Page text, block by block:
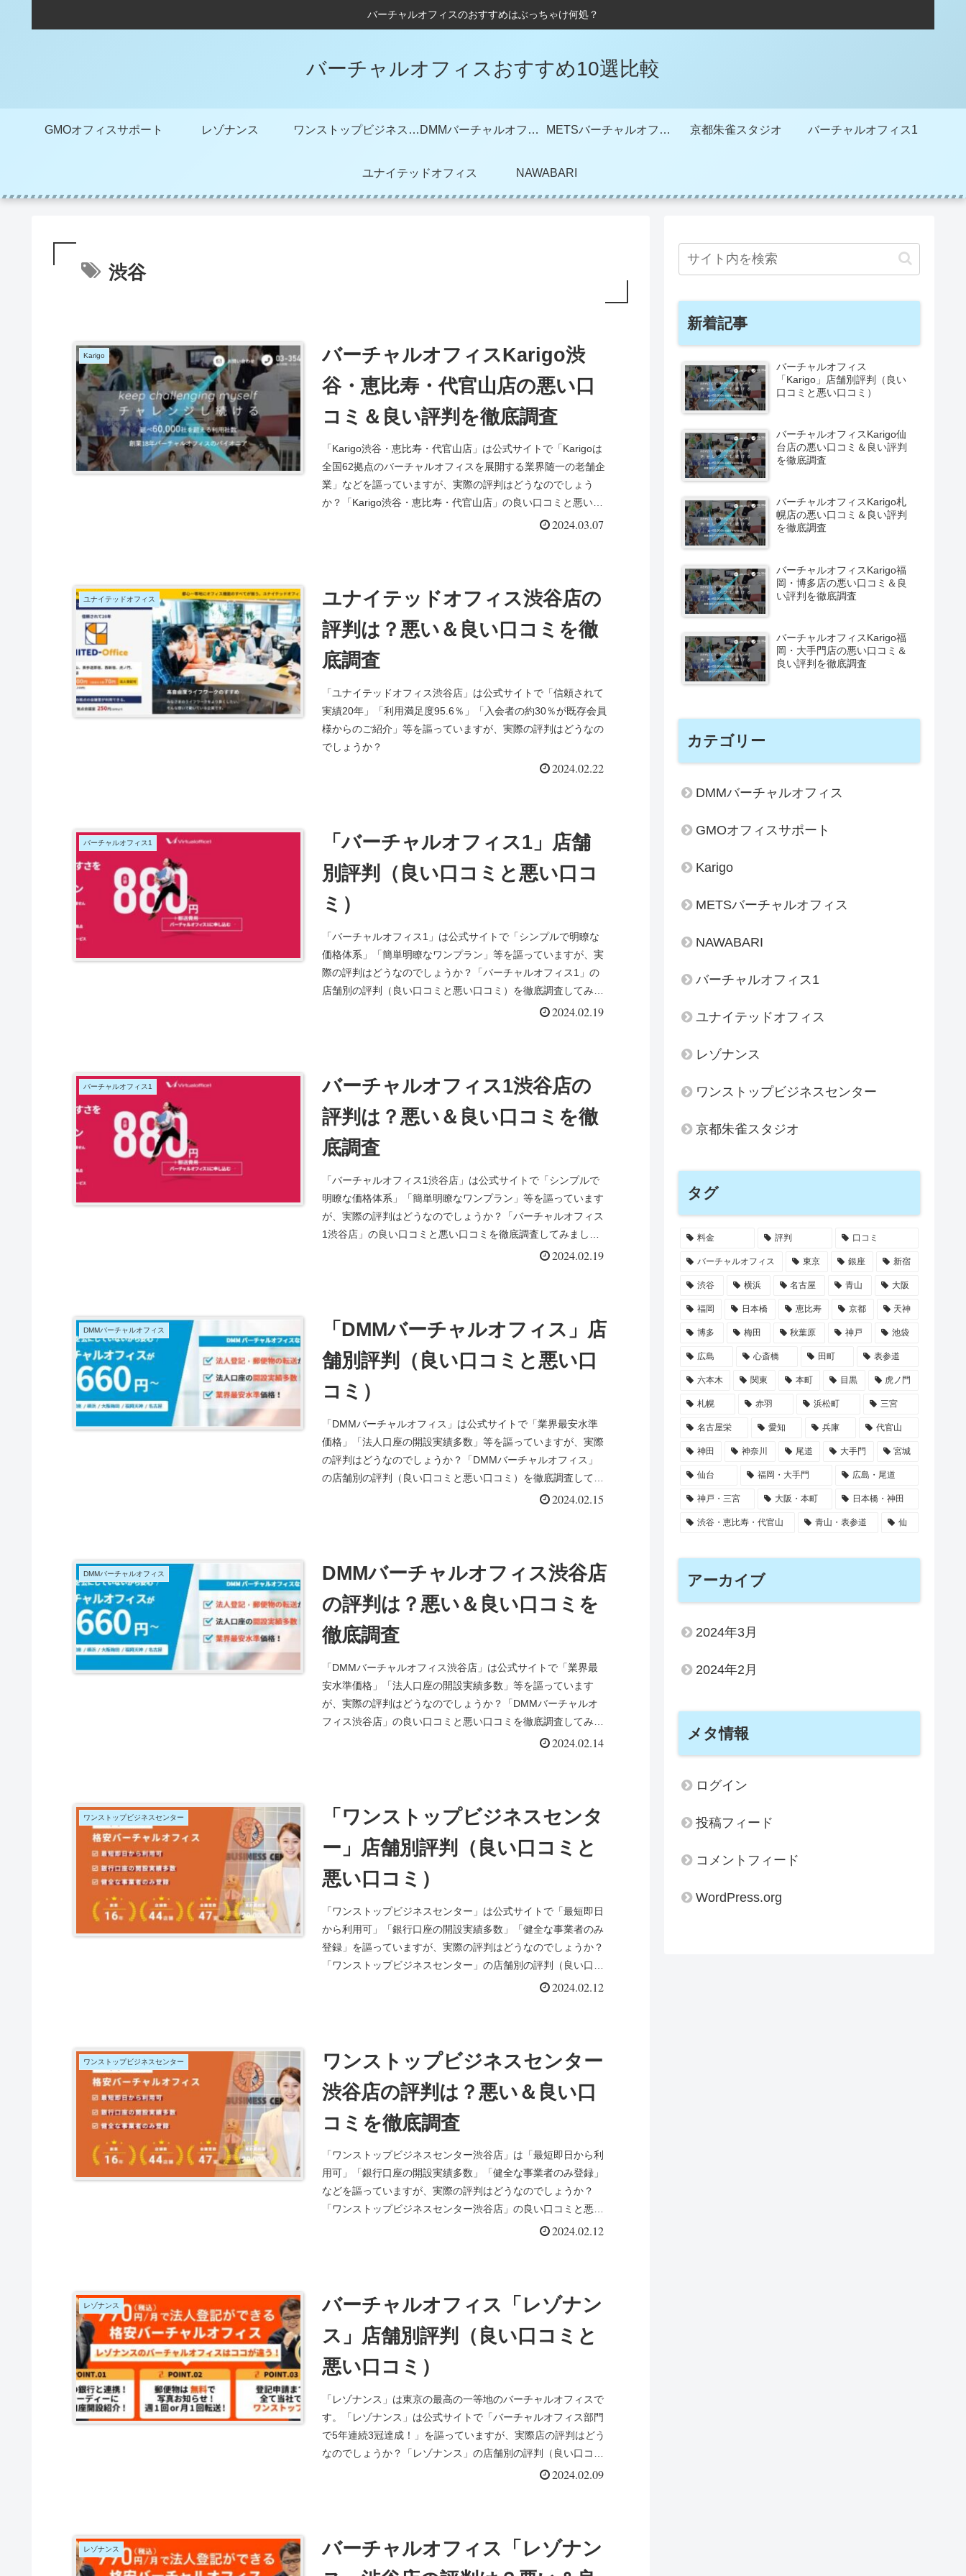
バーチャルオフィスのおすすめはぶっちゃけ何処？
バーチャルオフィスおすすめ10選比較
GMOオフィスサポート レゾナンス ワンストップビジネスセンター DMMバーチャルオフィス METSバーチャルオフィス 京都朱雀スタジオ バーチャルオフィス1
ユナイテッドオフィス NAWABARI
渋谷
Karigo
バーチャルオフィスKarigo渋
谷・恵比寿・代官山店の悪い口
コミ＆良い評判を徹底調査
「Karigo渋谷・恵比寿・代官山店」は公式サイトで「Karigoは
全国62拠点のバーチャルオフィスを展開する業界随一の老舗企
業」などを謳っていますが、実際の評判はどうなのでしょう
か？「Karigo渋谷・恵比寿・代官山店」の良い口コミと悪い口
2024.03.07
ユナイテッドオフィス
ユナイテッドオフィス渋谷店の
評判は？悪い＆良い口コミを徹
底調査
「ユナイテッドオフィス渋谷店」は公式サイトで「信頼されて
実績20年」「利用満足度95.6％」「入会者の約30％が既存会員
様からのご紹介」等を謳っていますが、実際の評判はどうなの
でしょうか？
2024.02.22
バーチャルオフィス1
「バーチャルオフィス1」店舗
別評判（良い口コミと悪い口コ
ミ）
「バーチャルオフィス1」は公式サイトで「シンプルで明瞭な
価格体系」「簡単明瞭なワンプラン」等を謳っていますが、実
際の評判はどうなのでしょうか？「バーチャルオフィス1」の
店舗別の評判（良い口コミと悪い口コミ）を徹底調査してみま
2024.02.19
バーチャルオフィス1
バーチャルオフィス1渋谷店の
評判は？悪い＆良い口コミを徹
底調査
「バーチャルオフィス1渋谷店」は公式サイトで「シンプルで
明瞭な価格体系」「簡単明瞭なワンプラン」等を謳っています
が、実際の評判はどうなのでしょうか？「バーチャルオフィス
1渋谷店」の良い口コミと悪い口コミを徹底調査してみまし
2024.02.19
DMMバーチャルオフィス
「DMMバーチャルオフィス」店
舗別評判（良い口コミと悪い口
コミ）
「DMMバーチャルオフィス」は公式サイトで「業界最安水準
価格」「法人口座の開設実績多数」等を謳っていますが、実際
の評判はどうなのでしょうか？「DMMバーチャルオフィス」
の店舗別の評判（良い口コミと悪い口コミ）を徹底調査してみ
2024.02.15
DMMバーチャルオフィス
DMMバーチャルオフィス渋谷店
の評判は？悪い＆良い口コミを
徹底調査
「DMMバーチャルオフィス渋谷店」は公式サイトで「業界最
安水準価格」「法人口座の開設実績多数」等を謳っています
が、実際の評判はどうなのでしょうか？「DMMバーチャルオ
フィス渋谷店」の良い口コミと悪い口コミを徹底調査してみま
2024.02.14
ワンストップビジネスセンター
「ワンストップビジネスセンタ
ー」店舗別評判（良い口コミと
悪い口コミ）
「ワンストップビジネスセンター」は公式サイトで「最短即日
から利用可」「銀行口座の開設実績多数」「健全な事業者のみ
登録」を謳っていますが、実際の評判はどうなのでしょうか？
「ワンストップビジネスセンター」の店舗別の評判（良い口コ
2024.02.12
ワンストップビジネスセンター
ワンストップビジネスセンター
渋谷店の評判は？悪い＆良い口
コミを徹底調査
「ワンストップビジネスセンター渋谷店」は「最短即日から利
用可」「銀行口座の開設実績多数」「健全な事業者のみ登録」
などを謳っていますが、実際の評判はどうなのでしょうか？
「ワンストップビジネスセンター渋谷店」の良い口コミと悪い
2024.02.12
レゾナンス
バーチャルオフィス「レゾナン
ス」店舗別評判（良い口コミと
悪い口コミ）
「レゾナンス」は東京の最高の一等地のバーチャルオフィスで
す。「レゾナンス」は公式サイトで「バーチャルオフィス部門
で5年連続3冠達成！」を謳っていますが、実際店の評判はどう
なのでしょうか？「レゾナンス」の店舗別の評判（良い口コミ
2024.02.09
レゾナンス
バーチャルオフィス「レゾナン
新着記事
バーチャルオフィス
「Karigo」店舗別評判（良い
口コミと悪い口コミ）
バーチャルオフィスKarigo仙
台店の悪い口コミ＆良い評判
を徹底調査
バーチャルオフィスKarigo札
幌店の悪い口コミ＆良い評判
を徹底調査
バーチャルオフィスKarigo福
岡・博多店の悪い口コミ＆良
い評判を徹底調査
バーチャルオフィスKarigo福
岡・大手門店の悪い口コミ＆
良い評判を徹底調査
カテゴリー
DMMバーチャルオフィス
GMOオフィスサポート
Karigo
METSバーチャルオフィス
NAWABARI
バーチャルオフィス1
ユナイテッドオフィス
レゾナンス
ワンストップビジネスセンター
京都朱雀スタジオ
タグ
料金 評判 口コミ
バーチャルオフィス 東京 銀座 新宿
渋谷 横浜 名古屋 青山 大阪
福岡 日本橋 恵比寿 京都 天神
博多 梅田 秋葉原 神戸 池袋
広島 心斎橋 田町 表参道
六本木 関東 本町 目黒 虎ノ門
札幌 赤羽 浜松町 三宮
名古屋栄 愛知 兵庫 代官山
神田 神奈川 尾道 大手門 宮城
仙台 福岡・大手門 広島・尾道
神戸・三宮 大阪・本町 日本橋・神田
渋谷・恵比寿・代官山 青山・表参道 仙
アーカイブ
2024年3月
2024年2月
メタ情報
ログイン
投稿フィード
コメントフィード
WordPress.org